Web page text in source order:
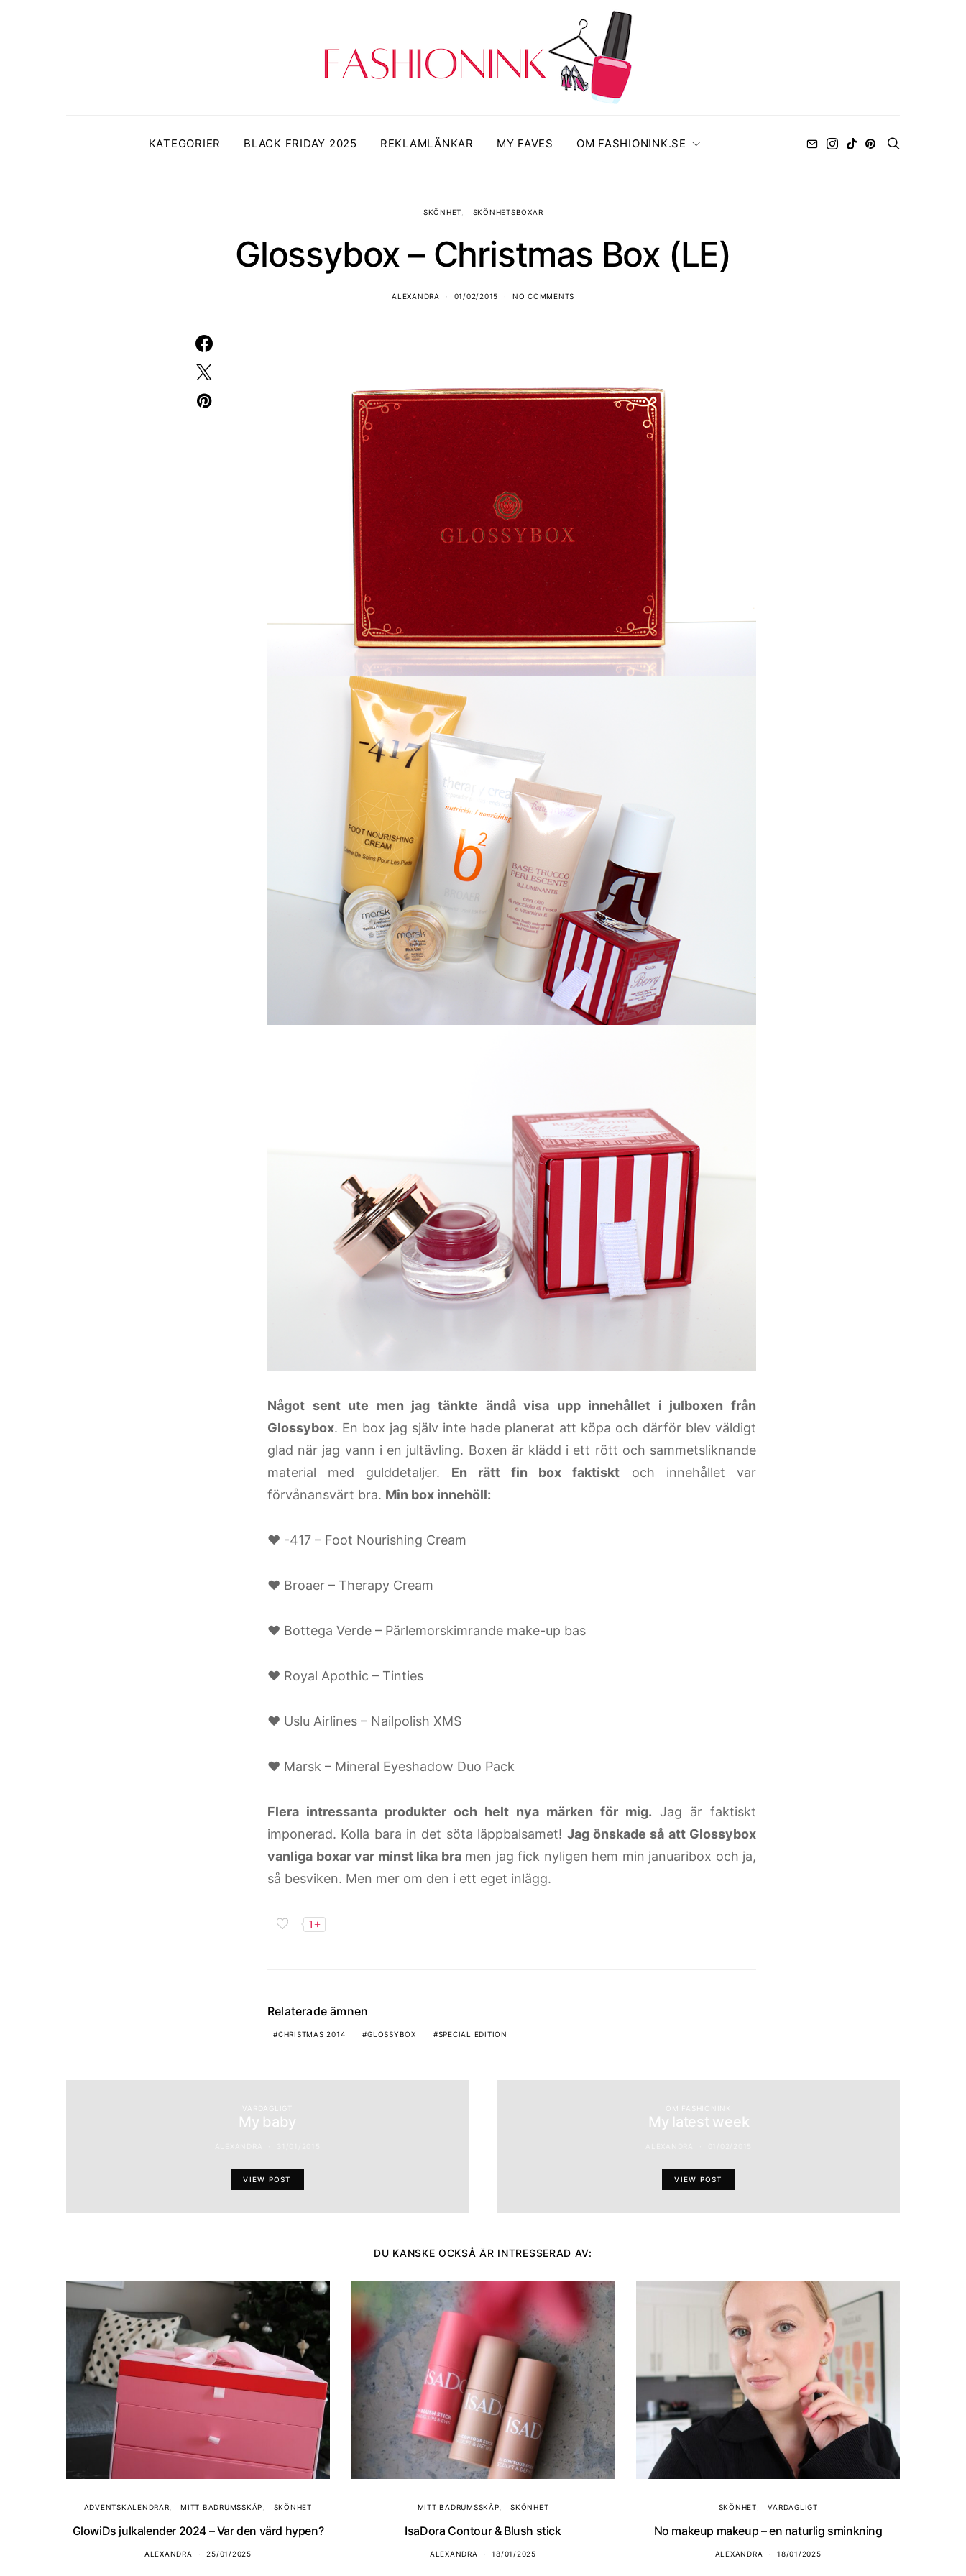
KATEGORIER BLACK FRIDAY 2025 REKLAMLÄNKAR MY FAVES OM FASHIONINK.SE
SKÖNHET SKÖNHETSBOXAR
Glossybox – Christmas Box (LE)
ALEXANDRA 01/02/2015 NO COMMENTS
Något sent ute men jag tänkte ändå visa upp innehållet i julboxen från
Glossybox. En box jag själv inte hade planerat att köpa och därför blev väldigt
glad när jag vann i en jultävling. Boxen är klädd i ett rött och sammetsliknande
material med gulddetaljer. En rätt fin box faktiskt och innehållet var
förvånansvärt bra. Min box innehöll:
♥ -417 – Foot Nourishing Cream
♥ Broaer – Therapy Cream
♥ Bottega Verde – Pärlemorskimrande make-up bas
♥ Royal Apothic – Tinties
♥ Uslu Airlines – Nailpolish XMS
♥ Marsk – Mineral Eyeshadow Duo Pack
Flera intressanta produkter och helt nya märken för mig. Jag är faktiskt
imponerad. Kolla bara in det söta läppbalsamet! Jag önskade så att Glossybox
vanliga boxar var minst lika bramen jag fick nyligen hem min januaribox och ja,
så besviken. Men mer om den i ett eget inlägg.
1+
Relaterade ämnen
CHRISTMAS 2014 GLOSSYBOX SPECIAL EDITION
VARDAGLIGT
My baby
VIEW POST
OM FASHIONINK
My latest week
VIEW POST
DU KANSKE OCKSÅ ÄR INTRESSERAD AV:
ADVENTSKALENDRAR MITT BADRUMSSKÅP SKÖNHET
GlowiDs julkalender 2024 – Var den värd hypen?
ALEXANDRA 25/01/2025
MITT BADRUMSSKÅP SKÖNHET
IsaDora Contour & Blush stick
ALEXANDRA 18/01/2025
SKÖNHET VARDAGLIGT
No makeup makeup – en naturlig sminkning
ALEXANDRA 18/01/2025